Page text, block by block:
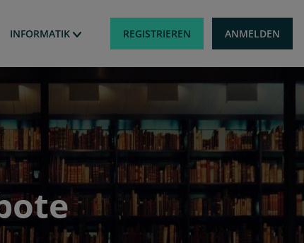
INFORMATIK REGISTRIEREN ANMELDEN